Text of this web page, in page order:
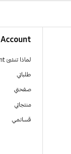
Account
لماذا تنشئ Samsung Account
طلباتي
صفحتي
منتجاتي
قسائمي